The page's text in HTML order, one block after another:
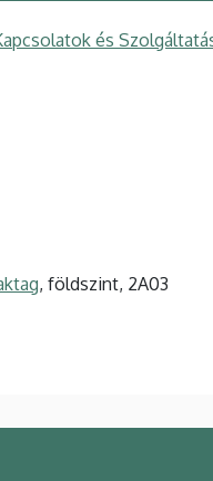
és
, földszint, 2A03